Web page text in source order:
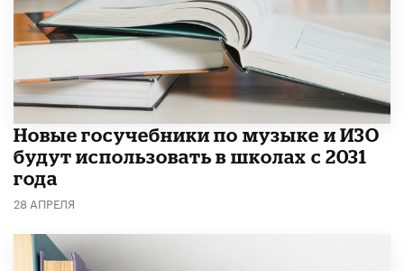
Новые госучебники по музыке и ИЗО
будут использовать в школах с 2031
года
28 АПРЕЛЯ